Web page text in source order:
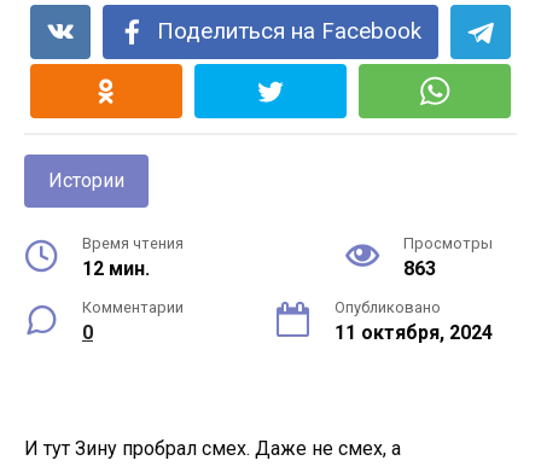
Поделиться на Facebook
Истории
Время чтения
12 мин.
Просмотры
863
Комментарии
0
Опубликовано
11 октября, 2024
И тут Зину пробрал смех. Даже не смех, а